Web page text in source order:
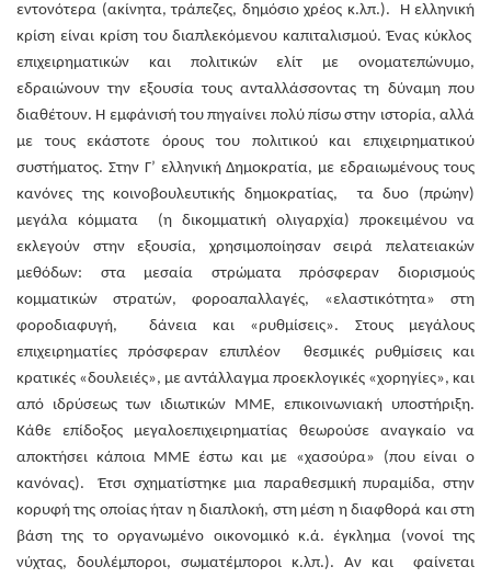
εντονότερα (ακίνητα, τράπεζες, δημόσιο χρέος κ.λπ.). Η ελληνική
κρίση είναι κρίση του διαπλεκόμενου καπιταλισμού. Ένας κύκλος
επιχειρηματικών και πολιτικών ελίτ με ονοματεπώνυμο,
εδραιώνουν την εξουσία τους ανταλλάσσοντας τη δύναμη που
διαθέτουν. Η εμφάνισή του πηγαίνει πολύ πίσω στην ιστορία, αλλά
με τους εκάστοτε όρους του πολιτικού και επιχειρηματικού
συστήματος. Στην Γ’ ελληνική Δημοκρατία, με εδραιωμένους τους
κανόνες της κοινοβουλευτικής δημοκρατίας, τα δυο (πρώην)
μεγάλα κόμματα (η δικομματική ολιγαρχία) προκειμένου να
εκλεγούν στην εξουσία, χρησιμοποίησαν σειρά πελατειακών
μεθόδων: στα μεσαία στρώματα πρόσφεραν διορισμούς
κομματικών στρατών, φοροαπαλλαγές, «ελαστικότητα» στη
φοροδιαφυγή, δάνεια και «ρυθμίσεις». Στους μεγάλους
επιχειρηματίες πρόσφεραν επιπλέον θεσμικές ρυθμίσεις και
κρατικές «δουλειές», με αντάλλαγμα προεκλογικές «χορηγίες», και
από ιδρύσεως των ιδιωτικών ΜΜΕ, επικοινωνιακή υποστήριξη.
Κάθε επίδοξος μεγαλοεπιχειρηματίας θεωρούσε αναγκαίο να
αποκτήσει κάποια ΜΜΕ έστω και με «χασούρα» (που είναι ο
κανόνας). Έτσι σχηματίστηκε μια παραθεσμική πυραμίδα, στην
κορυφή της οποίας ήταν η διαπλοκή, στη μέση η διαφθορά και στη
βάση της το οργανωμένο οικονομικό κ.ά. έγκλημα (νονοί της
νύχτας, δουλέμποροι, σωματέμποροι κ.λπ.). Αν και φαίνεται